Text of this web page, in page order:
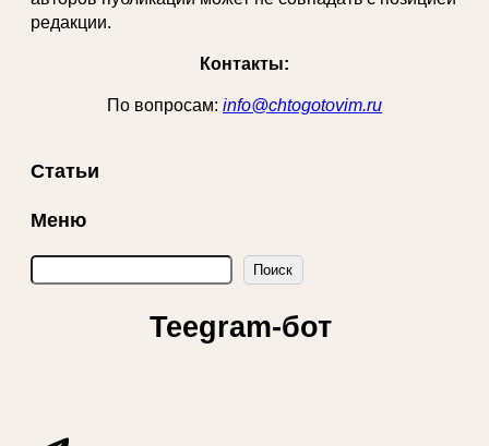
редакции.
Контакты:
По вопросам: info@chtogotovim.ru
Статьи
Меню
П
о
с
Поиск
Teegram-бот